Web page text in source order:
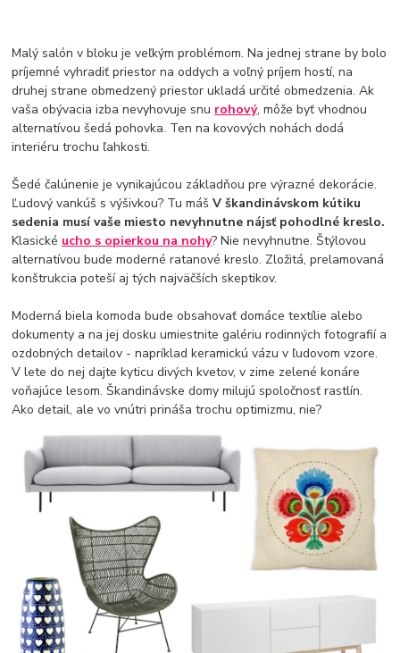
Malý salón v bloku je veľkým problémom. Na jednej strane by bolo
príjemné vyhradiť priestor na oddych a voľný príjem hostí, na
druhej strane obmedzený priestor ukladá určité obmedzenia. Ak
vaša obývacia izba nevyhovuje snu rohový, môže byť vhodnou
alternatívou šedá pohovka. Ten na kovových nohách dodá
interiéru trochu ľahkosti.
Šedé čalúnenie je vynikajúcou základňou pre výrazné dekorácie.
Ľudový vankúš s výšivkou? Tu mášV škandinávskom kútiku
sedenia musí vaše miesto nevyhnutne nájsť pohodlné kreslo.
Klasické ucho s opierkou na nohy? Nie nevyhnutne. Štýlovou
alternatívou bude moderné ratanové kreslo. Zložitá, prelamovaná
konštrukcia poteší aj tých najväčších skeptikov.
Moderná biela komoda bude obsahovať domáce textílie alebo
dokumenty a na jej dosku umiestnite galériu rodinných fotografií a
ozdobných detailov - napríklad keramickú vázu v ľudovom vzore.
V lete do nej dajte kyticu divých kvetov, v zime zelené konáre
voňajúce lesom. Škandinávske domy milujú spoločnosť rastlín.
Ako detail, ale vo vnútri prináša trochu optimizmu, nie?